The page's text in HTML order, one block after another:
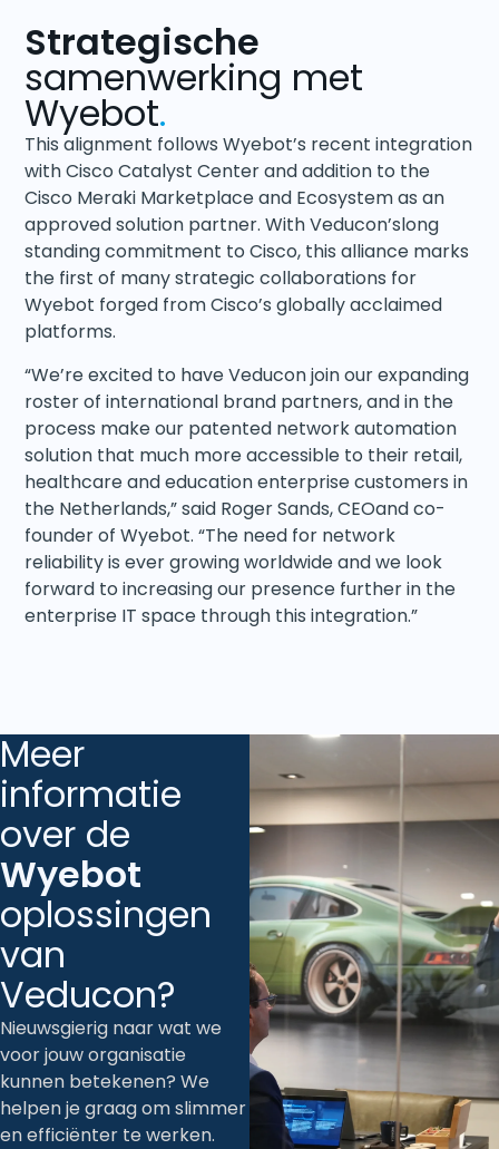
Strategische
samenwerking met
Wyebot.
This alignment follows Wyebot’s recent integration
with Cisco Catalyst Center and addition to the
Cisco Meraki Marketplace and Ecosystem as an
approved solution partner. With Veducon’slong
standing commitment to Cisco, this alliance marks
the first of many strategic collaborations for
Wyebot forged from Cisco’s globally acclaimed
platforms.
“We’re excited to have Veducon join our expanding
roster of international brand partners, and in the
process make our patented network automation
solution that much more accessible to their retail,
healthcare and education enterprise customers in
the Netherlands,” said Roger Sands, CEOand co-
founder of Wyebot. “The need for network
reliability is ever growing worldwide and we look
forward to increasing our presence further in the
enterprise IT space through this integration.”
Meer
informatie
over de
Wyebot
oplossingen
van
Veducon?
Nieuwsgierig naar wat we
voor jouw organisatie
kunnen betekenen? We
helpen je graag om slimmer
en efficiënter te werken.